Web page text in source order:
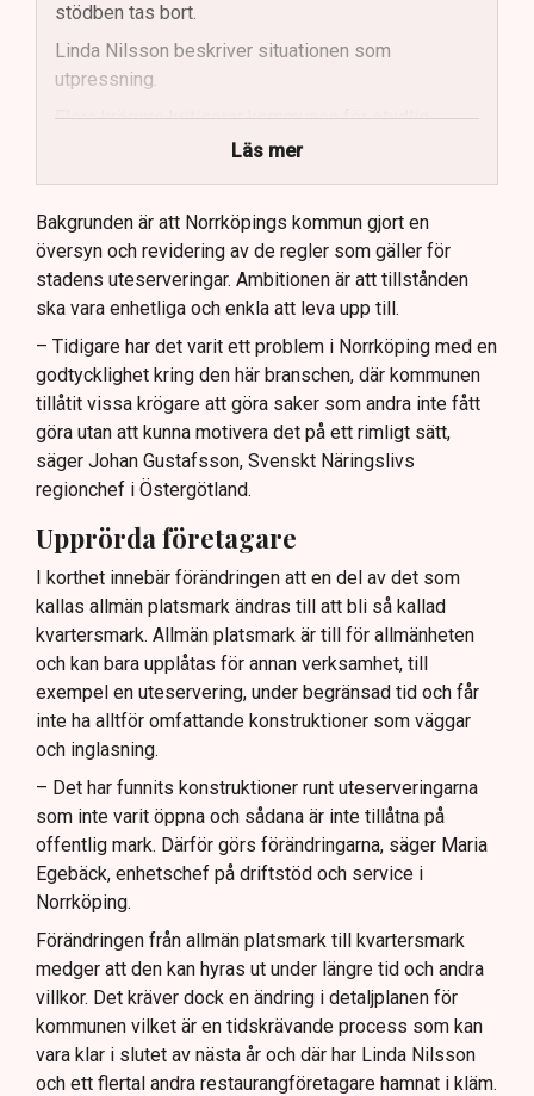
stödben tas bort.
Linda Nilsson beskriver situationen som
utpressning.
Flera krögare kritiserar kommunen för otydlig
Kommunen vill skapa enhetliga regler för
uteserveringar.
Lindas Kula ställer in uteserveringen för
sommaren.
Läs mer
Bakgrunden är att Norrköpings kommun gjort en
översyn och revidering av de regler som gäller för
stadens uteserveringar. Ambitionen är att tillstånden
ska vara enhetliga och enkla att leva upp till.
– Tidigare har det varit ett problem i Norrköping med en
godtycklighet kring den här branschen, där kommunen
tillåtit vissa krögare att göra saker som andra inte fått
göra utan att kunna motivera det på ett rimligt sätt,
säger Johan Gustafsson, Svenskt Näringslivs
regionchef i Östergötland.
Upprörda företagare
I korthet innebär förändringen att en del av det som
kallas allmän platsmark ändras till att bli så kallad
kvartersmark. Allmän platsmark är till för allmänheten
och kan bara upplåtas för annan verksamhet, till
exempel en uteservering, under begränsad tid och får
inte ha alltför omfattande konstruktioner som väggar
och inglasning.
– Det har funnits konstruktioner runt uteserveringarna
som inte varit öppna och sådana är inte tillåtna på
offentlig mark. Därför görs förändringarna, säger Maria
Egebäck, enhetschef på driftstöd och service i
Norrköping.
Förändringen från allmän platsmark till kvartersmark
medger att den kan hyras ut under längre tid och andra
villkor. Det kräver dock en ändring i detaljplanen för
kommunen vilket är en tidskrävande process som kan
vara klar i slutet av nästa år och där har Linda Nilsson
och ett flertal andra restaurangföretagare hamnat i kläm.